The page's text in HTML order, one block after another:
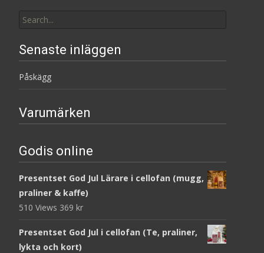
for:
Senaste inläggen
Påskägg
Varumärken
Godis online
Presentset God Jul Lärare i cellofan (mugg,
praliner & kaffe)
510 Views 369 kr
Presentset God Jul i cellofan (Te, praliner,
lykta och kort)